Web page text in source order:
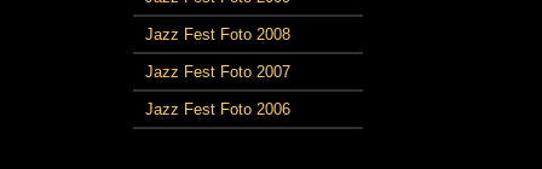
Jazz Fest Foto 2008
Jazz Fest Foto 2007
Jazz Fest Foto 2006